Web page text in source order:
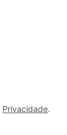
Privacidade.